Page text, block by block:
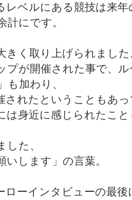
レベルにある競技は来
計にです。
きく取り上げられました
プが開催された事で、
も加わり、
されたということもあ
は身近に感じられたこ
た、
いします」の言葉。
ローインタビューの最